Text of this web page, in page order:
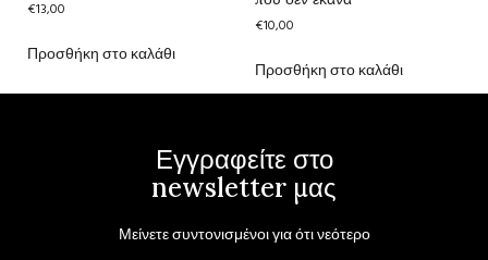
€13,00
Προσθήκη στο καλάθι
€10,00
Προσθήκη στο καλάθι
Εγγραφείτε στο
newsletter μας
Μείνετε συντονισμένοι για ότι νεότερο